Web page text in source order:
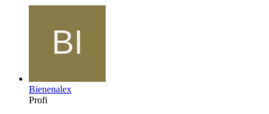
Bienenalex
Profi